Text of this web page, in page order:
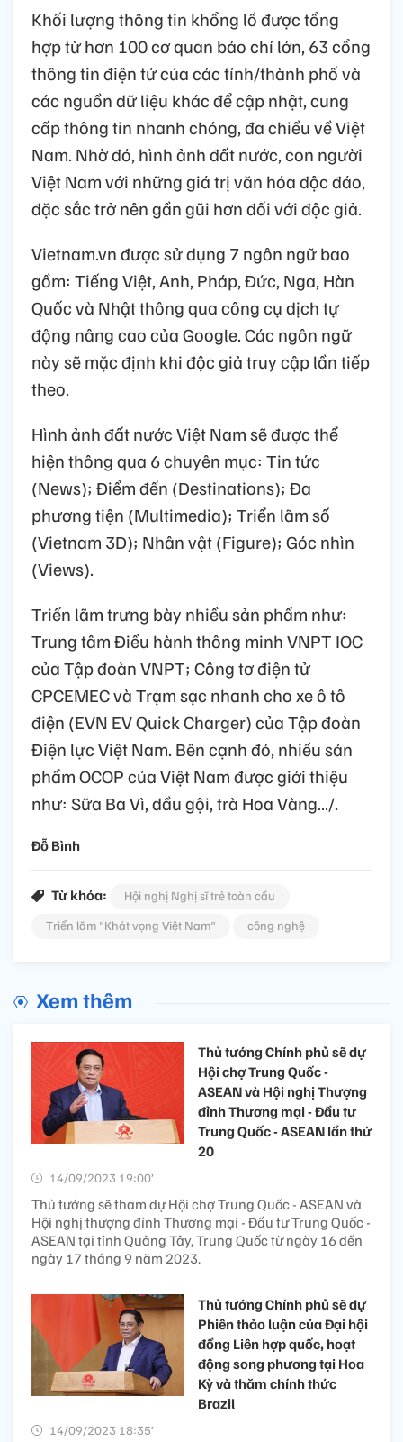
Khối lượng thông tin khổng lồ được tổng
hợp từ hơn 100 cơ quan báo chí lớn, 63 cổng
thông tin điện tử của các tỉnh/thành phố và
các nguồn dữ liệu khác để cập nhật, cung
cấp thông tin nhanh chóng, đa chiều về Việt
Nam. Nhờ đó, hình ảnh đất nước, con người
Việt Nam với những giá trị văn hóa độc đáo,
đặc sắc trở nên gần gũi hơn đối với độc giả.
Vietnam.vn được sử dụng 7 ngôn ngữ bao
gồm: Tiếng Việt, Anh, Pháp, Đức, Nga, Hàn
Quốc và Nhật thông qua công cụ dịch tự
động nâng cao của Google. Các ngôn ngữ
này sẽ mặc định khi độc giả truy cập lần tiếp
theo.
Hình ảnh đất nước Việt Nam sẽ được thể
hiện thông qua 6 chuyên mục: Tin tức
(News); Điểm đến (Destinations); Đa
phương tiện (Multimedia); Triển lãm số
(Vietnam 3D); Nhân vật (Figure); Góc nhìn
(Views).
Triển lãm trưng bày nhiều sản phẩm như:
Trung tâm Điều hành thông minh VNPT IOC
của Tập đoàn VNPT; Công tơ điện tử
CPCEMEC và Trạm sạc nhanh cho xe ô tô
điện (EVN EV Quick Charger) của Tập đoàn
Điện lực Việt Nam. Bên cạnh đó, nhiều sản
phẩm OCOP của Việt Nam được giới thiệu
như: Sữa Ba Vì, dầu gội, trà Hoa Vàng…/.
Đỗ Bình
Từ khóa:
Hội nghị Nghị sĩ trẻ toàn cầu
Triển lãm "Khát vọng Việt Nam"
công nghệ
Xem thêm
Thủ tướng Chính phủ sẽ dự
Hội chợ Trung Quốc -
ASEAN và Hội nghị Thượng
đỉnh Thương mại - Đầu tư
Trung Quốc - ASEAN lần thứ
20
14/09/2023 19:00’
Thủ tướng sẽ tham dự Hội chợ Trung Quốc - ASEAN và
Hội nghị thượng đỉnh Thương mại - Đầu tư Trung Quốc -
ASEAN tại tỉnh Quảng Tây, Trung Quốc từ ngày 16 đến
ngày 17 tháng 9 năm 2023.
Thủ tướng Chính phủ sẽ dự
Phiên thảo luận của Đại hội
đồng Liên hợp quốc, hoạt
động song phương tại Hoa
Kỳ và thăm chính thức
Brazil
14/09/2023 18:35’